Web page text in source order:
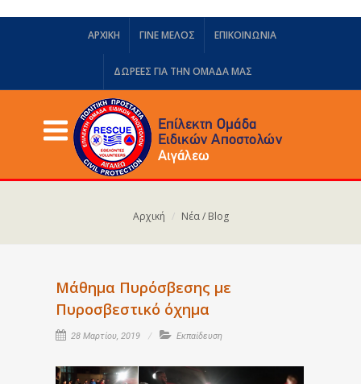
ΑΡΧΙΚΗ ΓΙΝΕ ΜΕΛΟΣ ΕΠΙΚΟΙΝΩΝΙΑ
ΔΩΡΕΈΣ ΓΙΑ ΤΗΝ ΟΜΆΔΑ ΜΑΣ
Αρχική Νέα / Blog
Μάθημα Πυρόσβεσης με
Πυροσβεστικό όχημα
28 Μαρτίου, 2019 Εκπαίδευση